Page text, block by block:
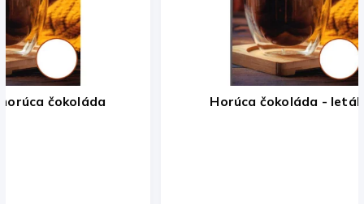
Horúca čokoláda - leták A5